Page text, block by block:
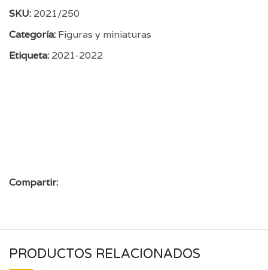
SKU: 2021/250
Categoría: Figuras y miniaturas
Etiqueta: 2021-2022
Compartir:
PRODUCTOS RELACIONADOS